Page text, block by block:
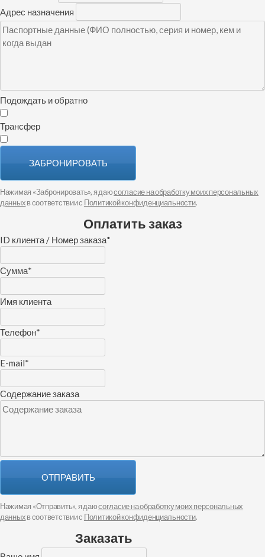
Адрес назначения
Подождать и обратно
Трансфер
ЗАБРОНИРОВАТЬ
Нажимая «Забронировать», я даюсогласие на обработку моих персональных
данныхв соответствии с Политикой конфиденциальности.
Оплатить заказ
ID клиента / Номер заказа*
Сумма*
Имя клиента
Телефон*
E-mail*
Содержание заказа
ОТПРАВИТЬ
Нажимая «Отправить», я даюсогласие на обработку моих персональных
данныхв соответствии с Политикой конфиденциальности.
Заказать